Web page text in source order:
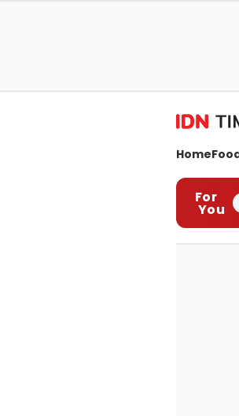
Home
For
You